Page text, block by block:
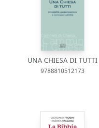
UNA CHIESA DI TUTTI
9788810512173